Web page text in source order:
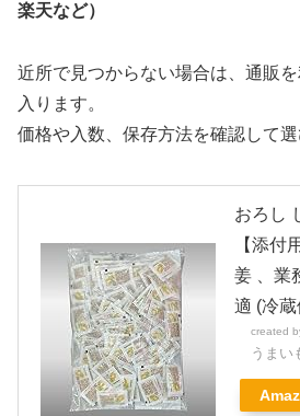
楽天など）
近所で見つからない場合は、通販
入ります。
価格や入数、保存方法を確認して選
おろし
【添付
姜 、業
適 (冷蔵
created
うまい